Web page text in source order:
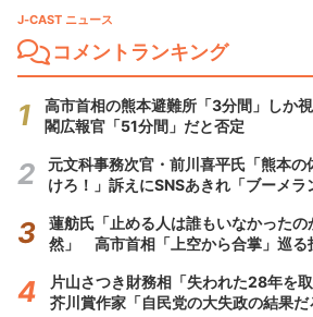
J-CAST ニュース
コメントランキング
高市首相の熊本避難所「3分間」しか
閣広報官「51分間」だと否定
元文科事務次官・前川喜平氏「熊本
けろ！」訴えにSNSあきれ「ブーメラ
蓮舫氏「止める人は誰もいなかった
然」 高市首相「上空から合掌」巡る
片山さつき財務相「失われた28年を
芥川賞作家「自民党の大失政の結果だ